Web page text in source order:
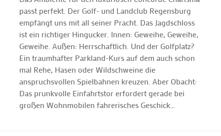
passt perfekt. Der Golf- und Landclub Regensburg
empfängt uns mit all seiner Pracht. Das Jagdschloss
ist ein richtiger Hingucker. Innen: Geweihe, Geweihe,
Geweihe. Außen: Herrschaftlich. Und der Golfplatz?
Ein traumhafter Parkland-Kurs auf dem auch schon
mal Rehe, Hasen oder Wildschweine die
anspruchsvollen Spielbahnen kreuzen. Aber Obacht:
Das prunkvolle Einfahrtstor erfordert gerade bei
großen Wohnmobilen fahrerisches Geschick…